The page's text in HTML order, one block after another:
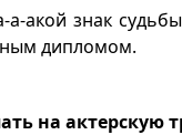
акой знак
дипломом.
на актерскую